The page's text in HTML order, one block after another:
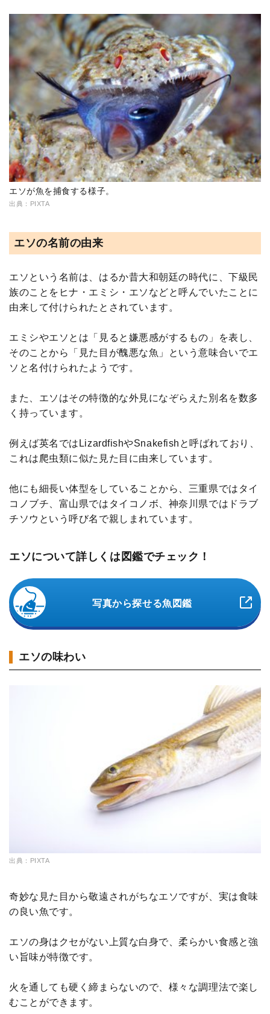
エソが魚を捕食する様子。
出典：PIXTA
エソの名前の由来
エソという名前は、はるか昔大和朝廷の時代に、下級民
族のことをヒナ・エミシ・エソなどと呼んでいたことに
由来して付けられたとされています。
エミシやエソとは「見ると嫌悪感がするもの」を表し、
そのことから「見た目が醜悪な魚」という意味合いでエ
ソと名付けられたようです。
また、エソはその特徴的な外見になぞらえた別名を数多
く持っています。
例えば英名ではLizardfishやSnakefishと呼ばれており、
これは爬虫類に似た見た目に由来しています。
他にも細長い体型をしていることから、三重県ではタイ
コノブチ、富山県ではタイコノボ、神奈川県ではドラブ
チソウという呼び名で親しまれています。
エソについて詳しくは図鑑でチェック！
写真から探せる魚図鑑
エソの味わい
出典：PIXTA
奇妙な見た目から敬遠されがちなエソですが、実は食味
の良い魚です。
エソの身はクセがない上質な白身で、柔らかい食感と強
い旨味が特徴です。
火を通しても硬く締まらないので、様々な調理法で楽し
むことができます。